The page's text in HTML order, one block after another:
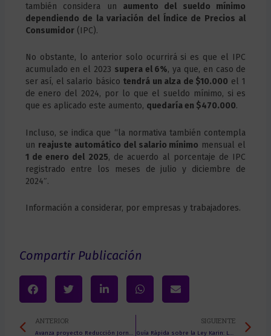
también considera un aumento del sueldo mínimo
dependiendo de la variación del Índice de Precios al
Consumidor(IPC).
No obstante, lo anterior solo ocurrirá si es que el IPC
acumulado en el 2023 supera el 6%, ya que, en caso de
ser así, el salario básico tendrá un alza de $10.000 el 1
de enero del 2024, por lo que el sueldo mínimo, si es
que es aplicado este aumento, quedaría en $470.000.
Incluso, se indica que “la normativa también contempla
un reajuste automático del salario mínimo mensual el
1 de enero del 2025, de acuerdo al porcentaje de IPC
registrado entre los meses de julio y diciembre de
2024″.
Información a considerar, por empresas y trabajadores.
Compartir Publicación
Prev
ANTERIOR
Avanza proyecto Reducción Jornada Laboral semanal a 40 horas
SIGUIENTE
Guía Rápida sobre la Ley Karin: Lo Esencial para tu Empresa